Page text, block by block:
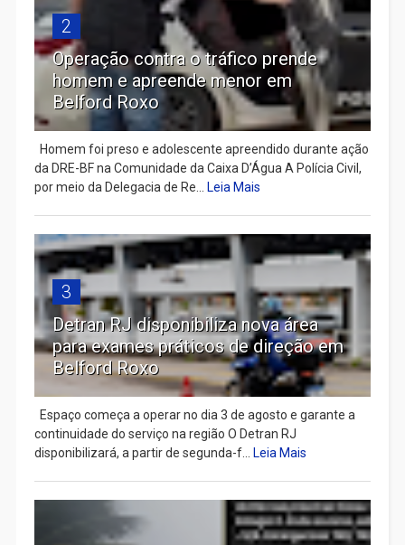
2
Operação contra o tráfico prende
homem e apreende menor em
Belford Roxo
Homem foi preso e adolescente apreendido durante ação
da DRE-BF na Comunidade da Caixa D’Água A Polícia Civil,
por meio da Delegacia de Re...
Leia Mais
3
Detran RJ disponibiliza nova área
para exames práticos de direção em
Belford Roxo
Espaço começa a operar no dia 3 de agosto e garante a
continuidade do serviço na região O Detran RJ
disponibilizará, a partir de segunda-f...
Leia Mais